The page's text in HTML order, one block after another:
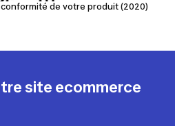
de votre produit (2020)
site ecommerce